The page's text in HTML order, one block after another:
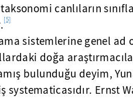
canlıların
[5]
sistemlerine genel
doğa
bulunduğu deyim,
Ernst